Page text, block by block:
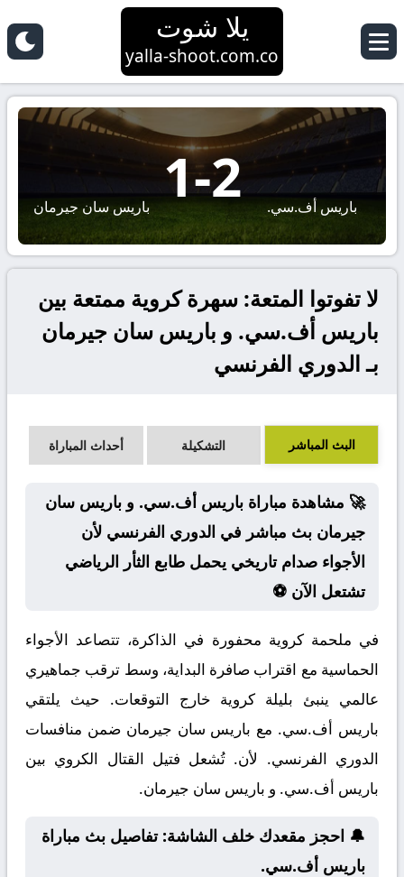
يلا شوت
yalla-shoot.com.co
باريس أف.سي. 2
-
1 باريس سان جيرمان
لا تفوتوا المتعة: سهرة كروية ممتعة بين
باريس أف.سي. و باريس سان جيرمان
بـ الدوري الفرنسي
البث المباشر التشكيلة أحداث المباراة
🚀 مشاهدة مباراة باريس أف.سي. و باريس سان
جيرمان بث مباشر في الدوري الفرنسي لأن
الأجواء صدام تاريخي يحمل طابع الثأر الرياضي
تشتعل الآن ⚽
في ملحمة كروية محفورة في الذاكرة، تتصاعد الأجواء
الحماسية مع اقتراب صافرة البداية، وسط ترقب جماهيري
عالمي ينبئ بليلة كروية خارج التوقعات. حيث يلتقي
باريس أف.سي. مع باريس سان جيرمان ضمن منافسات
الدوري الفرنسي. لأن. تُشعل فتيل القتال الكروي بين
باريس أف.سي. و باريس سان جيرمان.
🔔 احجز مقعدك خلف الشاشة: تفاصيل بث مباراة
باريس أف.سي.